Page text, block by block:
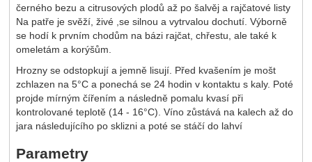
černého bezu a citrusových plodů až po šalvěj a rajčatové listy
Na patře je svěží, živé ,se silnou a vytrvalou dochutí. Výborně
se hodí k prvním chodům na bázi rajčat, chřestu, ale také k
omeletám a korýšům.
Hrozny se odstopkují a jemně lisují. Před kvašením je mošt
zchlazen na 5°C a ponechá se 24 hodin v kontaktu s kaly. Poté
projde mírným čířením a následně pomalu kvasí při
kontrolované teplotě (14 - 16°C). Víno zůstává na kalech až do
jara následujícího po sklizni a poté se stáčí do lahví
Parametry